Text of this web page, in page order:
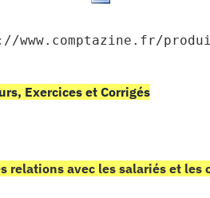
Exercices et Corrigés
relations avec les salariés et les